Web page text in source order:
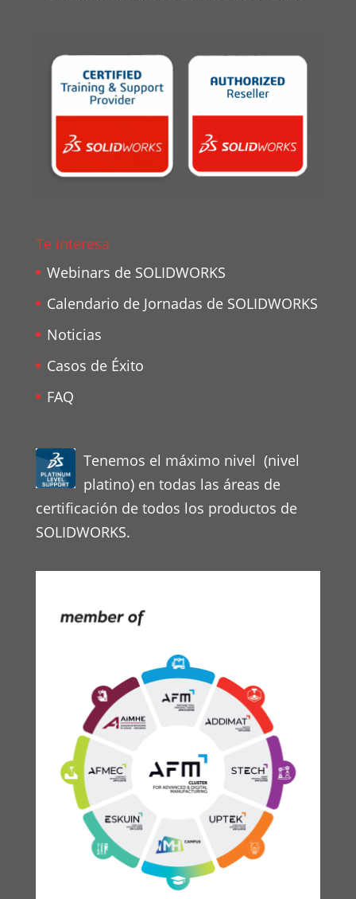
Te interesa
Webinars de SOLIDWORKS
Calendario de Jornadas de SOLIDWORKS
Noticias
Casos de Éxito
FAQ
Tenemos el máximo nivel (nivel
platino) en todas las áreas de
certificación de todos los productos de
SOLIDWORKS.